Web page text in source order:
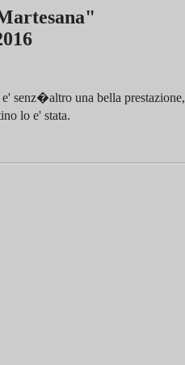
senz�altro una bella prestazione,
lo e' stata.